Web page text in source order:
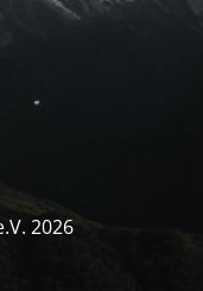
2026